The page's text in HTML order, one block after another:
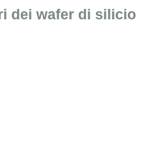
dei wafer di silicio